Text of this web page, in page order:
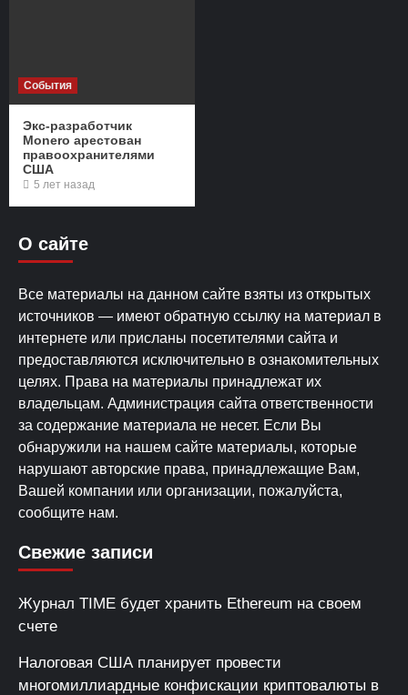
События
Экс-разработчик
Monero арестован
правоохранителями
США
5 лет назад
О сайте
Все материалы на данном сайте взяты из открытых
источников — имеют обратную ссылку на материал в
интернете или присланы посетителями сайта и
предоставляются исключительно в ознакомительных
целях. Права на материалы принадлежат их
владельцам. Администрация сайта ответственности
за содержание материала не несет. Если Вы
обнаружили на нашем сайте материалы, которые
нарушают авторские права, принадлежащие Вам,
Вашей компании или организации, пожалуйста,
сообщите нам.
Свежие записи
Журнал TIME будет хранить Ethereum на своем
счете
Налоговая США планирует провести
многомиллиардные конфискации криптовалюты в